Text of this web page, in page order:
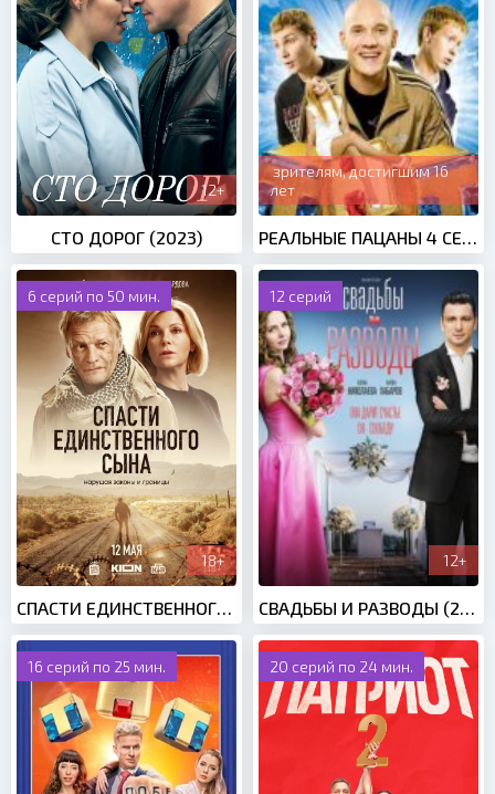
12+
СТО ДОРОГ (2023)
зрителям, достигшим 16
лет
РЕАЛЬНЫЕ ПАЦАНЫ 4 СЕЗОН (2014)
6 серий по 50 мин.
18+
СПАСТИ ЕДИНСТВЕННОГО СЫНА (2023)
12 серий
12+
СВАДЬБЫ И РАЗВОДЫ (2019)
16 серий по 25 мин. 20 серий по 24 мин.